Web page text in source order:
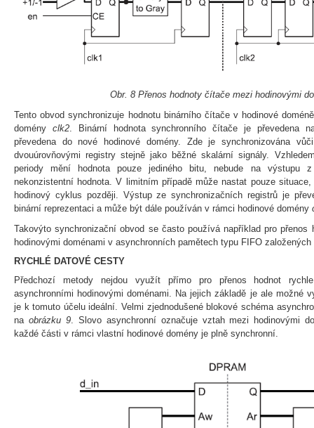
Obr. 8 Přenos hodnoty čítače mezi hodinovými
Tento obvod synchronizuje hodnotu binárního čítače v hodinové
domény clk2. Binární hodnota synchronního čítače je převedena
převedena do nové hodinové domény. Zde je synchronizována
dvouúrovňovými registry stejně jako běžné skalární signály.
periody mění hodnota pouze jediného bitu, nebude na výstupu
nekonzistentní hodnota. V limitním případě může nastat pouze
hodinový cyklus později. Výstup ze synchronizačních registrů je
binární reprezentaci a může být dále používán v rámci hodinové domény
Takovýto synchronizační obvod se často používá například pro přenos
hodinovými doménami v asynchronních pamětech typu FIFO
RYCHLÉ DATOVÉ CESTY
Předchozí metody nejdou využít přímo pro přenos hodnot
asynchronními hodinovými doménami. Na jejich základě je ale možné
je k tomuto účelu ideální. Velmi zjednodušené blokové schéma
na obrázku 9. Slovo asynchronní označuje vztah mezi hodinovými
každé části v rámci vlastní hodinové domény je plně synchronní.